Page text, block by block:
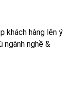
khách hàng lên ý
ngành nghề &